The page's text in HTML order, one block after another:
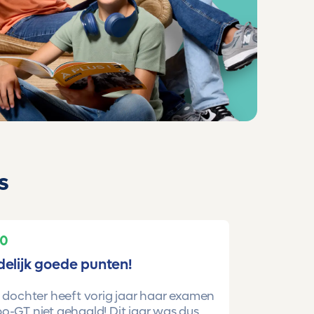
goede punten!
dochter heeft vorig jaar haar examen